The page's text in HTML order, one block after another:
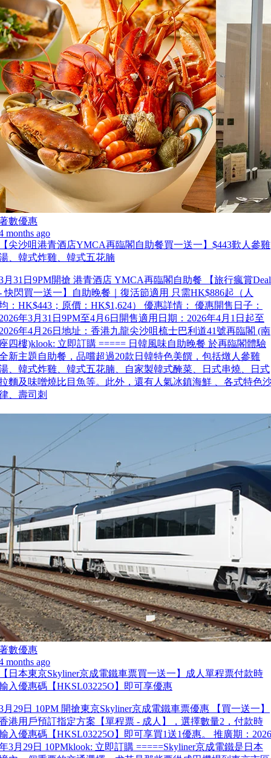
數優惠
months ago
尖沙咀港青酒店YMCA再臨閣自助餐買一送一】$443歎人參雞
、韓式炸雞、韓式五花腩
月31日9PM開搶 港青酒店 YMCA再臨閣自助餐 【旅行瘋賞Deal
快閃買一送一】自助晚餐｜復活節適用 只需HK$886起（人
：HK$443；原價：HK$1,624） 優惠詳情： 優惠開售日子：
年3月31日9PM至4月6日開售適用日期：2026年4月1日起至
年4月26日地址：香港九龍尖沙咀梳士巴利道41號再臨閣 (南
四樓)klook: 立即訂購 ===== 日韓風味自助晚餐 於再臨閣體驗
新主題自助餐，品嚐超過20款日韓特色美饌，包括燉人參雞
、韓式炸雞、韓式五花腩、自家製韓式醃菜、日式串燒、日式
麵及味噌燒比目魚等。此外，還有人氣冰鎮海鮮 、各式特色
、壽司刺
數優惠
months ago
日本東京Skyliner京成電鐵車票買一送一】成人單程票付款時
入優惠碼【HKSL03225O】即可享優惠
月29日 10PM 開搶東京Skyliner京成電鐵車票優惠 【買一送一】
港用戶預訂指定方案【單程票 - 成人】，選擇數量2，付款時
入優惠碼【HKSL03225O】即可享買1送1優惠。 推廣期：2026
3月29日 10PMklook: 立即訂購 =====Skyliner京成電鐵是日本